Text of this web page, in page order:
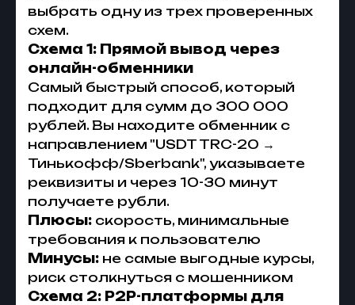
выбрать одну из трех проверенных
схем.
Схема 1: Прямой вывод через
онлайн-обменники
Самый быстрый способ, который
подходит для сумм до 300 000
рублей. Вы находите обменник с
направлением "USDT TRC-20 →
Тинькофф/Sberbank", указываете
реквизиты и через 10-30 минут
получаете рубли.
Плюсы: скорость, минимальные
требования к пользователю
Минусы: не самые выгодные курсы,
риск столкнуться с мошенником
Схема 2: P2P-платформы для